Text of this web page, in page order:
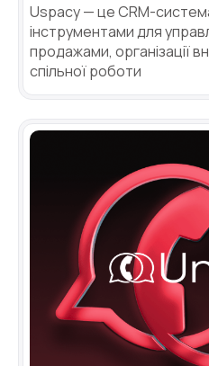
Uspacy — це CRM-
інструментами для
продажами, організації
спільної роботи